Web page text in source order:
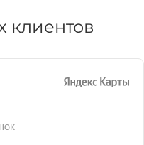
клиентов